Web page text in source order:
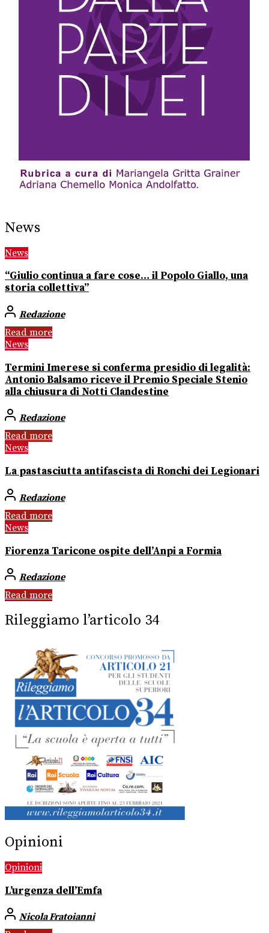
News
News
“Giulio continua a fare cose… il Popolo Giallo, una
storia collettiva”
Redazione
Read more
News
Termini Imerese si conferma presidio di legalità:
Antonio Balsamo riceve il Premio Speciale Stenio
alla chiusura di Notti Clandestine
Redazione
Read more
News
La pastasciutta antifascista di Ronchi dei Legionari
Redazione
Read more
News
Fiorenza Taricone ospite dell’Anpi a Formia
Redazione
Read more
Rileggiamo l’articolo 34
Opinioni
Opinioni
L’urgenza dell’Emfa
Nicola Fratoianni